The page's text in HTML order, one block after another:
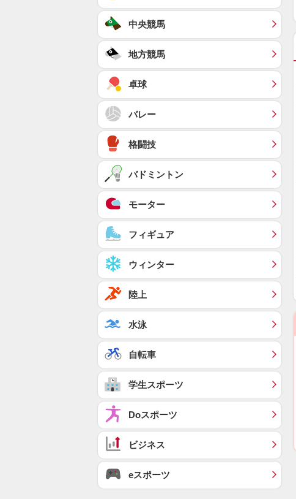
中央競馬
地方競馬
卓球
バレー
格闘技
バドミントン
モーター
フィギュア
ウィンター
陸上
水泳
自転車
学生スポーツ
Doスポーツ
ビジネス
eスポーツ